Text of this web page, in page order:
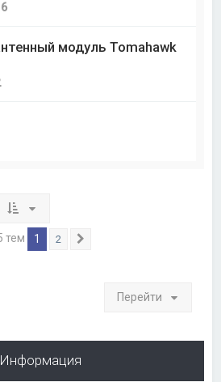
модуль Tomahawk
тем 1 2
Перейти
Информация